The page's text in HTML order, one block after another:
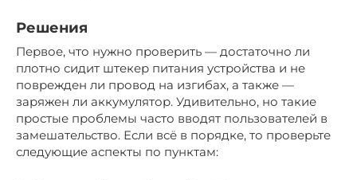
Решения
Первое, что нужно проверить — достаточно ли
плотно сидит штекер питания устройства и не
поврежден ли провод на изгибах, а также —
заряжен ли аккумулятор. Удивительно, но такие
простые проблемы часто вводят пользователей в
замешательство. Если всё в порядке, то проверьте
следующие аспекты по пунктам: